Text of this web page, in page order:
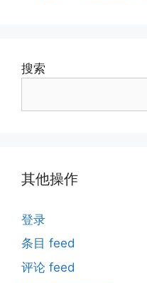
搜索
其他操作
登录
条目 feed
评论 feed